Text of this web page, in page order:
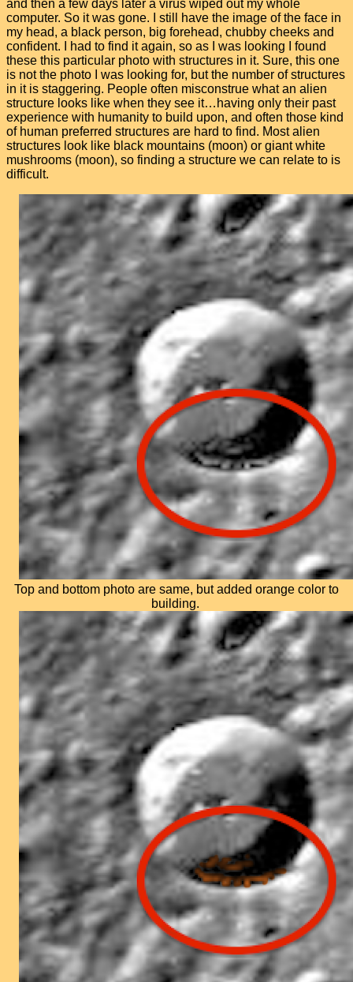
and then a few days later a virus wiped out my whole
computer. So it was gone. I still have the image of the face in
my head, a black person, big forehead, chubby cheeks and
confident. I had to find it again, so as I was looking I found
these this particular photo with structures in it. Sure, this one
is not the photo I was looking for, but the number of structures
in it is staggering. People often misconstrue what an alien
structure looks like when they see it…having only their past
experience with humanity to build upon, and often those kind
of human preferred structures are hard to find. Most alien
structures look like black mountains (moon) or giant white
mushrooms (moon), so finding a structure we can relate to is
difficult.
Top and bottom photo are same, but added orange color to
building.